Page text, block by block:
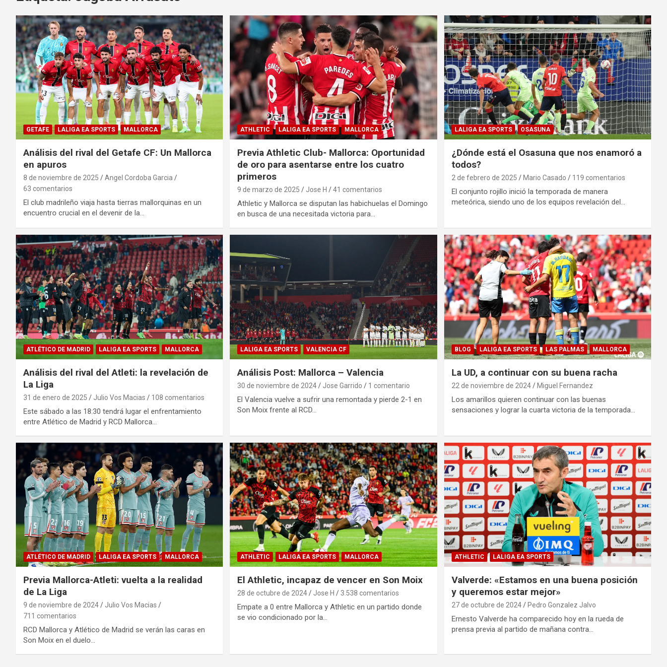
GETAFE LALIGA EA SPORTS MALLORCA
Análisis del rival del Getafe CF: Un Mallorca
en apuros
8 de noviembre de 2025
Angel Cordoba Garcia
63 comentarios
El club madrileño viaja hasta tierras mallorquinas en un
encuentro crucial en el devenir de la…
ATHLETIC LALIGA EA SPORTS MALLORCA
Previa Athletic Club- Mallorca: Oportunidad
de oro para asentarse entre los cuatro
primeros
9 de marzo de 2025 Jose H 41 comentarios
Athletic y Mallorca se disputan las habichuelas el Domingo
en busca de una necesitada victoria para…
LALIGA EA SPORTS OSASUNA
¿Dónde está el Osasuna que nos enamoró a
todos?
2 de febrero de 2025 Mario Casado 119 comentarios
El conjunto rojillo inició la temporada de manera
meteórica, siendo uno de los equipos revelación del…
ATLÉTICO DE MADRID LALIGA EA SPORTS MALLORCA
Análisis del rival del Atleti: la revelación de
La Liga
31 de enero de 2025 Julio Vos Macias 108 comentarios
Este sábado a las 18:30 tendrá lugar el enfrentamiento
entre Atlético de Madrid y RCD Mallorca…
LALIGA EA SPORTS VALENCIA CF
Análisis Post: Mallorca – Valencia
30 de noviembre de 2024 Jose Garrido 1 comentario
El Valencia vuelve a sufrir una remontada y pierde 2-1 en
Son Moix frente al RCD…
BLOG LALIGA EA SPORTS LAS PALMAS MALLORCA
La UD, a continuar con su buena racha
22 de noviembre de 2024 Miguel Fernandez
Los amarillos quieren continuar con las buenas
sensaciones y lograr la cuarta victoria de la temporada…
ATLÉTICO DE MADRID LALIGA EA SPORTS MALLORCA
Previa Mallorca-Atleti: vuelta a la realidad
de La Liga
9 de noviembre de 2024
Julio Vos Macias
711 comentarios
RCD Mallorca y Atlético de Madrid se verán las caras en
Son Moix en el duelo…
ATHLETIC LALIGA EA SPORTS MALLORCA
El Athletic, incapaz de vencer en Son Moix
28 de octubre de 2024 Jose H 3.538 comentarios
Empate a 0 entre Mallorca y Athletic en un partido donde
se vio condicionado por la…
ATHLETIC LALIGA EA SPORTS
Valverde: «Estamos en una buena posición
y queremos estar mejor»
27 de octubre de 2024 Pedro Gonzalez Jalvo
Ernesto Valverde ha comparecido hoy en la rueda de
prensa previa al partido de mañana contra…